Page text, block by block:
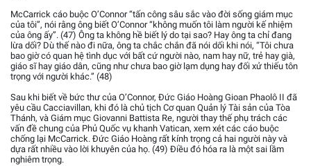
McCarrick cáo buộc O’Connor “tấn công sâu sắc vào đời sống giám mục
của tôi”, nói rằng ông biết O’Connor “không muốn tôi làm người kế nhiệm
của ông ấy”. (47) Ông ta không hề biết lý do tại sao? Hay ông ta chỉ đang
lừa dối? Dù thế nào đi nữa, ông ta chắc chắn đã nói dối khi nói, “Tôi chưa
bao giờ có quan hệ tình dục với bất cứ người nào, nam hay nữ, trẻ hay già,
giáo sĩ hay giáo dân, cũng như chưa bao giờ lạm dụng hay đối xử thiếu tôn
trọng với người khác.” (48)
Sau khi biết về bức thư của O’Connor, Đức Giáo Hoàng Gioan Phaolô II đã
yêu cầu Cacciavillan, khi đó là chủ tịch Cơ quan Quản lý Tài sản của Tòa
Thánh, và Giám mục Giovanni Battista Re, người thay thế phụ trách các
vấn đề chung của Phủ Quốc vụ khanh Vatican, xem xét các cáo buộc
chống lại McCarrick. Đức Giáo Hoàng rất kính trọng cả hai người này và
dựa rất nhiều vào lời khuyên của họ. (49) Điều đó hóa ra là một sai lầm
nghiêm trọng.